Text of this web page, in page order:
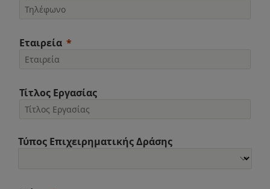
Εταιρεία
Τίτλος Εργασίας
Τύπος Επιχειρηματικής Δράσης